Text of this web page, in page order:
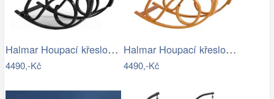
Halmar Houpací křeslo MAX BIS 95x52 cm…
4490,-Kč
Halmar Houpací křeslo MAX BIS 95x52 cm…
4490,-Kč